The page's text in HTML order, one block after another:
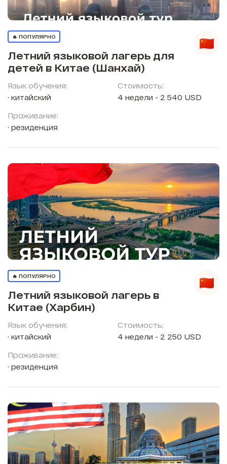
🔥 ПОПУЛЯРНО
Летний языковой лагерь для
детей в Китае (Шанхай)
Язык обучения:
китайский
Проживание:
резиденция
Стоимость:
4 недели - 2 540 USD
🔥 ПОПУЛЯРНО
Летний языковой лагерь в
Китае (Харбин)
Язык обучения:
китайский
Проживание:
резиденция
Стоимость:
4 недели - 2 250 USD